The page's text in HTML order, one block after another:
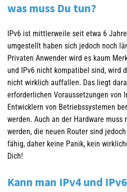
was muss Du tun?
IPv6 ist mittlerweile seit etwa 6
umgestellt haben sich jedoch noch
Privaten Anwender wird es kaum
und IPv6 nicht kompatibel sind, wird
nicht wirklich auffallen. Das liegt
erforderlichen Voraussetzungen von
Entwicklern von Betriebssystemen
werden. Auch an der Hardware
werden, die neuen Router sind
fähig, daher keine Panik, kein
Dich!
Kann man IPv4 und